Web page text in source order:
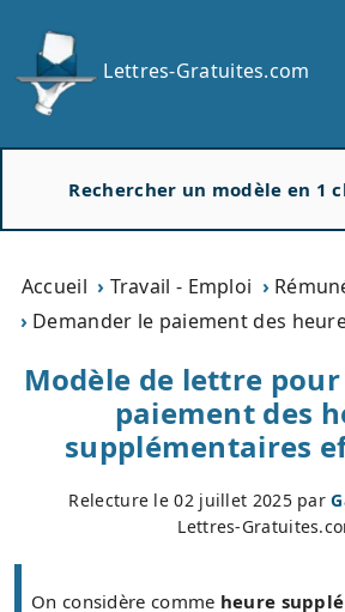
Lettres-Gratuites.com
Accueil Travail - Emploi
Demander le paiement des
Modèle de lettre
paiement des
supplémentaires
Relecture le02 juillet 2025par
Lettres-
On considère comme heure